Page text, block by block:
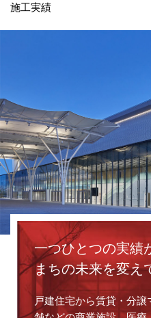
一つひとつの実績
まちの未来を変え
戸建住宅から賃貸・分譲